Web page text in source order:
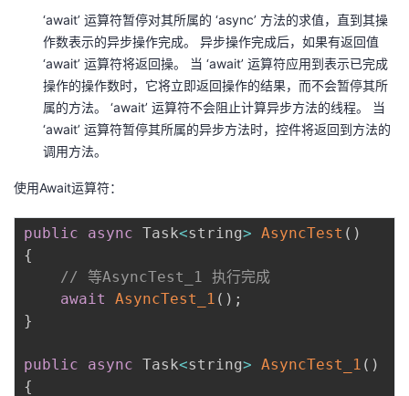
注
学
堂
Programs
我
‘await’ 运算符暂停对其所属的 ‘async’ 方法的求值，直到其操
作数表示的异步操作完成。 异步操作完成后，如果有返回值
‘await’ 运算符将返回操。 当 ‘await’ 运算符应用到表示已完成
操作的操作数时，它将立即返回操作的结果，而不会暂停其所
属的方法。 ‘await’ 运算符不会阻止计算异步方法的线程。 当
‘await’ 运算符暂停其所属的异步方法时，控件将返回到方法的
调用方法。
使用Await运算符：
public async Task<string> AsyncTest ( )
{
// 等AsyncTest_1 执行完成
await
AsyncTest_1 ( ) ;
}
public async Task<string> AsyncTest_1 ( )
{